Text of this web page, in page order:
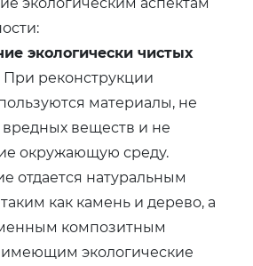
экологически чистых
При реконструкции
материалы, не
веществ и не
окружающую среду.
отдается натуральным
как камень и дерево, а
композитным
экологические